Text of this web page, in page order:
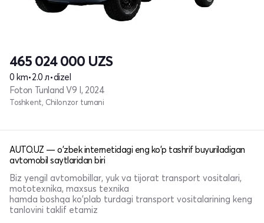
465 024 000 UZS
0 km•2.0 л•dizel
Foton Tunland V9 I, 2024
Toshkent, Chilonzor tumani
AUTO.UZ — o'zbek internetidagi eng ko'p tashrif buyuriladigan
avtomobil saytlaridan biri
Biz yengil avtomobillar, yuk va tijorat transport vositalari,
mototexnika, maxsus texnika
hamda boshqa ko'plab turdagi transport vositalarining keng
tanlovini taklif etamiz